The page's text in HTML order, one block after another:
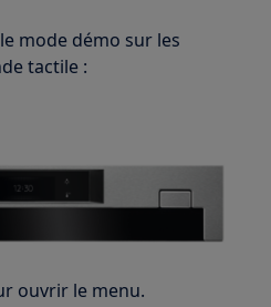
mode démo sur les
tactile :
ouvrir le menu.